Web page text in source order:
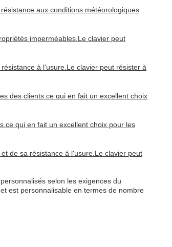
aux conditions météorologiques
imperméables.Le clavier peut
à l'usure.Le clavier peut résister à
des clients.ce qui en fait un excellent choix
qui en fait un excellent choix pour les
de sa résistance à l'usure.Le clavier peut
selon les exigences du
est personnalisable en termes de nombre